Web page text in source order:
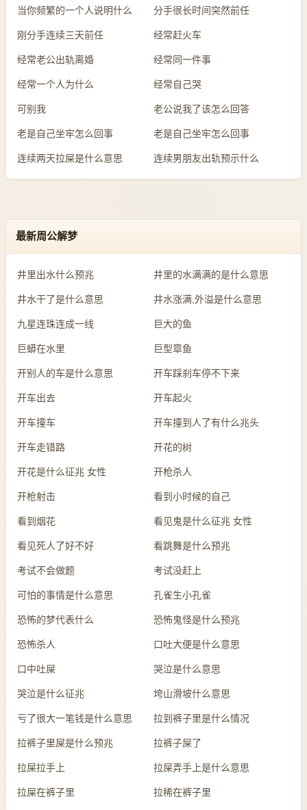
当你频繁的一个人说明什么 分手很长时间突然前任
刚分手连续三天前任 经常赶火车
经常老公出轨离婚 经常同一件事
经常一个人为什么 经常自己哭
可别我 老公说我了该怎么回答
老是自己坐牢怎么回事 老是自己坐牢怎么回事
连续两天拉屎是什么意思 连续男朋友出轨预示什么
最新周公解梦
井里出水什么预兆 井里的水满满的是什么意思
井水干了是什么意思 井水涨满,外溢是什么意思
九星连珠连成一线 巨大的鱼
巨蟒在水里 巨型章鱼
开别人的车是什么意思 开车踩刹车停不下来
开车出去 开车起火
开车撞车 开车撞到人了有什么兆头
开车走错路 开花的树
开花是什么征兆 女性 开枪杀人
开枪射击 看到小时候的自己
看到烟花 看见鬼是什么征兆 女性
看见死人了好不好 看跳舞是什么预兆
考试不会做题 考试没赶上
可怕的事情是什么意思 孔雀生小孔雀
恐怖的梦代表什么 恐怖鬼怪是什么预兆
恐怖杀人 口吐大便是什么意思
口中吐屎 哭泣是什么意思
哭泣是什么征兆 垮山滑坡什么意思
亏了很大一笔钱是什么意思 拉到裤子里是什么情况
拉裤子里屎是什么预兆 拉裤子屎了
拉屎拉手上 拉屎弄手上是什么意思
拉屎在裤子里 拉稀在裤子里